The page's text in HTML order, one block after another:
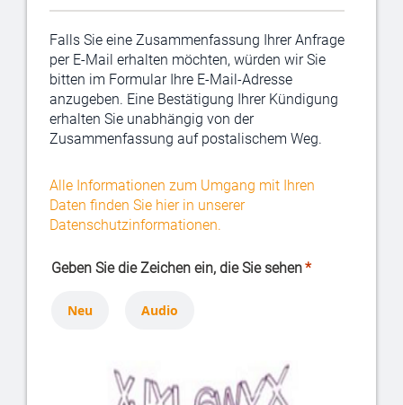
Falls Sie eine Zusammenfassung Ihrer Anfrage
per E-Mail erhalten möchten, würden wir Sie
bitten im Formular Ihre E-Mail-Adresse
anzugeben. Eine Bestätigung Ihrer Kündigung
erhalten Sie unabhängig von der
Zusammenfassung auf postalischem Weg.
Alle Informationen zum Umgang mit Ihren
Daten finden Sie hier in unserer
Datenschutzinformationen.
Geben Sie die Zeichen ein, die Sie sehen
Neu Audio